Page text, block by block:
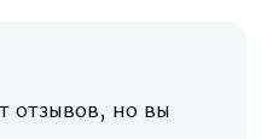
отзывов, но вы